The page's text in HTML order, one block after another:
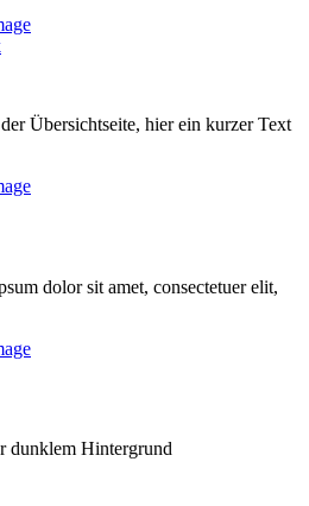
Übersichtseite, hier ein kurzer Text
dolor sit amet, consectetuer elit,
dunklem Hintergrund